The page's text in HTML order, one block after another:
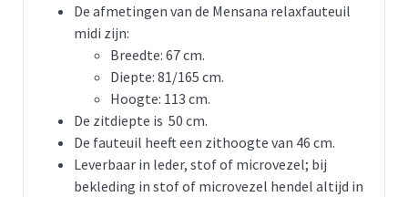
De afmetingen van de Mensana relaxfauteuil
midi zijn:
Breedte: 67 cm.
Diepte: 81/165 cm.
Hoogte: 113 cm.
De zitdiepte is 50 cm.
De fauteuil heeft een zithoogte van 46 cm.
Leverbaar in leder, stof of microvezel; bij
bekleding in stof of microvezel hendel altijd in